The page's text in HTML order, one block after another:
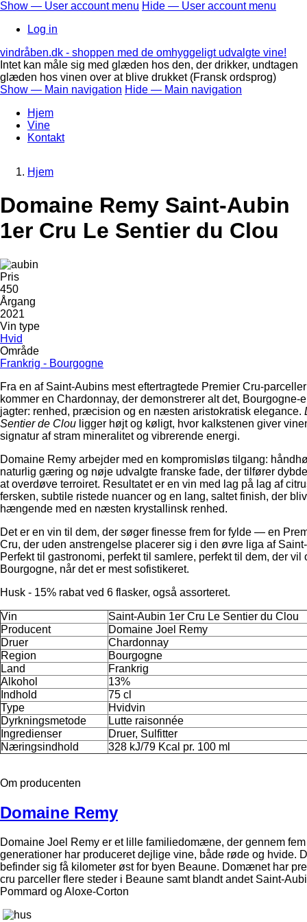
Skip
main
User
account
menu
Show — User account menu Hide — User account menu
Log in
vindråben.dk - shoppen med de omhyggeligt udvalgte vine!
Intet kan måle sig med glæden hos den, der drikker, undtagen
glæden hos vinen over at blive drukket (Fransk ordsprog)
Main
navigation
Show — Main navigation Hide — Main navigation
Hjem
Vine
Kontakt
Hjem
Domaine Remy Saint-Aubin
1er Cru Le Sentier du Clou
Pris
450
Årgang
2021
Vin type
Hvid
Område
Frankrig - Bourgogne
Fra en af Saint‑Aubins mest eftertragtede Premier Cru‑parceller
kommer en Chardonnay, der demonstrerer alt det,
jagter: renhed, præcision og en næsten aristokratisk elegance.
Sentier de Clou ligger højt og køligt, hvor kalkstenen giver
signatur af stram mineralitet og vibrerende energi.
Domaine Remy arbejder med en kompromisløs tilgang:
naturlig gæring og nøje udvalgte franske fade, der tilfører
at overdøve terroiret. Resultatet er en vin med lag på lag af
fersken, subtile ristede nuancer og en lang, saltet finish, der
hængende med en næsten krystallinsk renhed.
Det er en vin til dem, der søger finesse frem for fylde — en
Cru, der uden anstrengelse placerer sig i den øvre liga af
Perfekt til gastronomi, perfekt til samlere, perfekt til dem, der vil
Bourgogne, når det er mest sofistikeret.
Husk - 15% rabat ved 6 flasker, også assorteret.
Vin
Saint-Aubin 1er Cru Le Sentier du Clou
Producent
Domaine Joel Remy
Druer
Chardonnay
Region
Bourgogne
Land
Frankrig
Alkohol
13%
Indhold
75 cl
Type
Hvidvin
Dyrkningsmetode
Lutte raisonnée
Ingredienser
Druer, Sulfitter
Næringsindhold
328 kJ/79 Kcal pr. 100 ml
Om producenten
Domaine Remy
Domaine Joel Remy er et lille familiedomæne, der gennem fem
generationer har produceret dejlige vine, både røde og hvide.
befinder sig få kilometer øst for byen Beaune. Domænet har
cru parceller flere steder i Beaune samt blandt andet Saint-
Pommard og Aloxe-Corton